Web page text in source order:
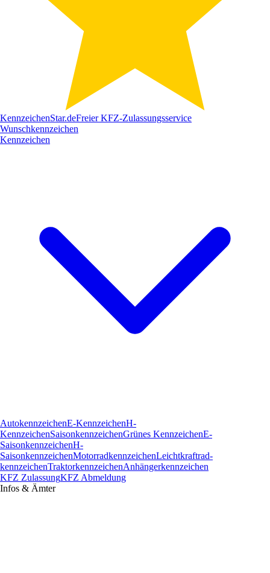
KennzeichenStar.deFreier KFZ-Zulassungsservice
Wunschkennzeichen
Kennzeichen
AutokennzeichenE-KennzeichenH-
KennzeichenSaisonkennzeichenGrünes KennzeichenE-
SaisonkennzeichenH-
SaisonkennzeichenMotorradkennzeichenLeichtkraftrad­
kennzeichenTraktorkennzeichenAnhängerkennzeichen
KFZ ZulassungKFZ Abmeldung
Infos & Ämter